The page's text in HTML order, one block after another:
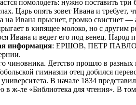
помолодеть: нужно поставить
Царь опять зовет Ивана и
на Ивана прыснет, громко свистнет
в кипящее молоко, но с другим
Ивана и ведет его под венец. Народ
информация: ЕРШОВ, ПЕТР ПАВЛОВИЧ
чиновника. Детство прошло в
гимназии отец добился
университета. В начале 1834
в ж-ле «Библиотека для чтения». В